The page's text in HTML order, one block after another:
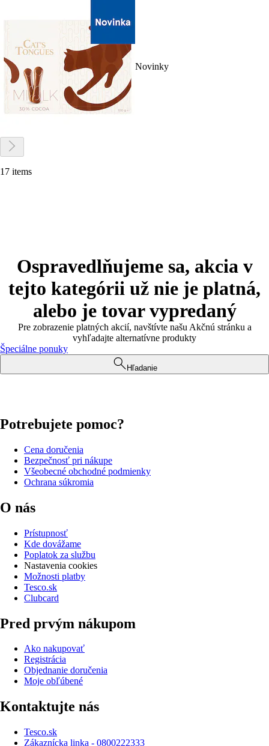
Novinky
17 items
Ospravedlňujeme sa, akcia v
tejto kategórii už nie je platná,
alebo je tovar vypredaný
Pre zobrazenie platných akcií, navštívte našu Akčnú stránku a
vyhľadajte alternatívne produkty
Špeciálne ponuky
Hľadanie
Potrebujete pomoc?
Cena doručenia
Bezpečnosť pri nákupe
Všeobecné obchodné podmienky
Ochrana súkromia
O nás
Prístupnosť
Kde dovážame
Poplatok za službu
Nastavenia cookies
Možnosti platby
Tesco.sk
Clubcard
Pred prvým nákupom
Ako nakupovať
Registrácia
Objednanie doručenia
Moje obľúbené
Kontaktujte nás
Tesco.sk
Zákaznícka linka - 0800222333